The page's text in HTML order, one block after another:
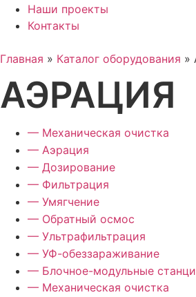
Наши проекты
Контакты
Главная » Каталог оборудования »
АЭРАЦИЯ
— Механическая очистка
— Аэрация
— Дозирование
— Фильтрация
— Умягчение
— Обратный осмос
— Ультрафильтрация
— УФ-обеззараживание
— Блочное-модульные
— Механическая очистка